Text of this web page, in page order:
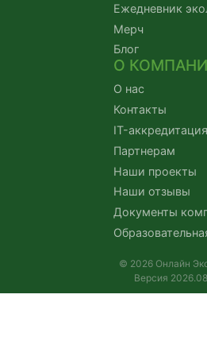
Ежедневник
Мерч
Блог
О
О нас
Контакты
IT-аккредитация
Партнерам
Наши проекты
Наши отзывы
Документы
© 2026 Онлайн
Версия